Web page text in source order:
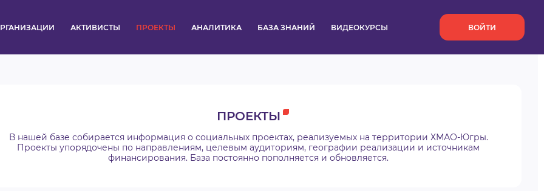
АКТИВИСТЫ ПРОЕКТЫ АНАЛИТИКА БАЗА ЗНАНИЙ ВИДЕОКУРСЫ ВОЙТИ
ОРГАНИЗАЦИИ
АКТИВИСТЫ
ПРОЕКТЫ
В нашей базе собирается информация о социальных проектах, реализуемых на территории ХМАО-Югры.
Проекты упорядочены по направлениям, целевым аудиториям, географии реализации и источникам
финансирования. База постоянно пополняется и обновляется.